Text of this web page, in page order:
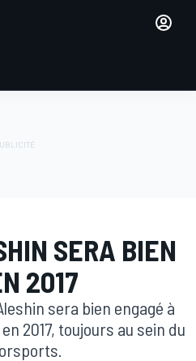
SERA BIEN
2017
sera bien engagé à
2017, toujours au sein du